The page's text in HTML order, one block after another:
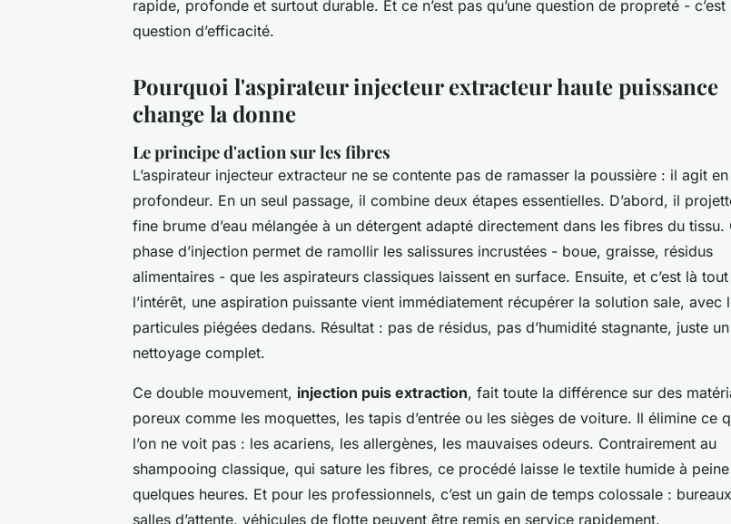
rapide, profonde et surtout durable. Et ce n’est pas qu’une question de propreté - c’est
question d’efficacité.
Pourquoi l'aspirateur injecteur extracteur haute puissance
change la donne
Le principe d'action sur les fibres
L’aspirateur injecteur extracteur ne se contente pas de ramasser la poussière : il agit en
profondeur. En un seul passage, il combine deux étapes essentielles. D’abord, il
fine brume d’eau mélangée à un détergent adapté directement dans les fibres du tissu.
phase d’injection permet de ramollir les salissures incrustées - boue, graisse, résidus
alimentaires - que les aspirateurs classiques laissent en surface. Ensuite, et c’est là tout
l’intérêt, une aspiration puissante vient immédiatement récupérer la solution sale, avec
particules piégées dedans. Résultat : pas de résidus, pas d’humidité stagnante, juste un
nettoyage complet.
Ce double mouvement, injection puis extraction, fait toute la différence sur des
poreux comme les moquettes, les tapis d’entrée ou les sièges de voiture. Il élimine ce
l’on ne voit pas : les acariens, les allergènes, les mauvaises odeurs. Contrairement au
shampooing classique, qui sature les fibres, ce procédé laisse le textile humide à peine
quelques heures. Et pour les professionnels, c’est un gain de temps colossale :
salles d’attente, véhicules de flotte peuvent être remis en service rapidement.